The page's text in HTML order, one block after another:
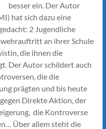
besser ein. Der Autor
hat sich dazu eine
2 Jugendliche
an ihrer Schule
die ihnen die
Der Autor schildert auch
die die
prägten und bis heute
Direkte Aktion, der
die Kontroverse
Über allem steht die